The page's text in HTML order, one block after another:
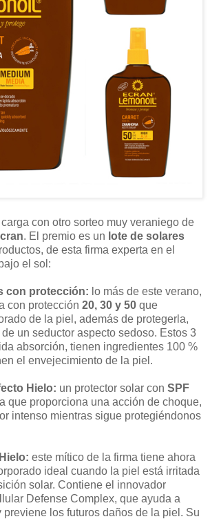
con otro sorteo muy veraniego de
. El premio es un lote de solares
de esta firma experta en el
el sol:
con protección: lo más de este verano,
con protección 20, 30 y 50 que
de la piel, además de protegerla,
un seductor aspecto sedoso. Estos 3
absorción, tienen ingredientes 100 %
el envejecimiento de la piel.
Hielo: un protector solar con SPF
que proporciona una acción de choque,
intenso mientras sigue protegiéndonos
este mítico de la firma tiene ahora
ideal cuando la piel está irritada
solar. Contiene el innovador
Defense Complex, que ayuda a
previene los futuros daños de la piel. Su